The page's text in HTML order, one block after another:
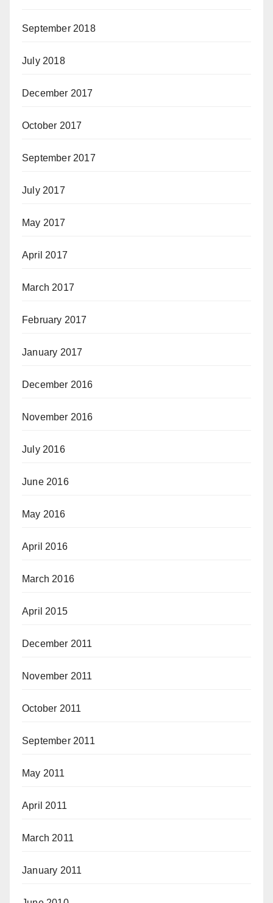
September 2018
July 2018
December 2017
October 2017
September 2017
July 2017
May 2017
April 2017
March 2017
February 2017
January 2017
December 2016
November 2016
July 2016
June 2016
May 2016
April 2016
March 2016
April 2015
December 2011
November 2011
October 2011
September 2011
May 2011
April 2011
March 2011
January 2011